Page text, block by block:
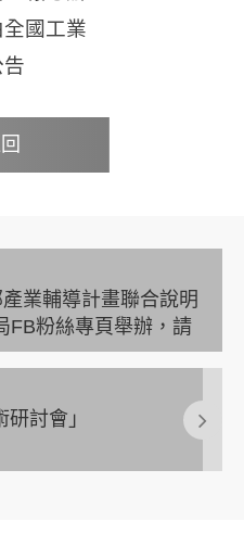
國工業
業輔導計畫聯合說明
FB粉絲專頁舉辦，請
。
討會」